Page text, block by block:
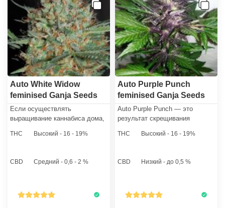
Auto White Widow
feminised Ganja Seeds
Если осуществлять
выращивание каннабиса дома,
от 50 до 100 сантиметров.
грамм с 1 м2.
THC Высокий - 16 - 19%
CBD Средний - 0,6 - 2 %
Auto Purple Punch
feminised Ganja Seeds
Auto Purple Punch — это
результат скрещивания
проверенным временем Old
THC Высокий - 16 - 19%
CBD Низкий - до 0,5 %